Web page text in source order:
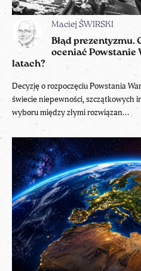
Maciej ŚWIRSKI
Błąd prezentyzmu.
oceniać Powstanie
latach?
Decyzję o rozpoczęciu Powstania
świecie niepewności, szczątkowych
wyboru między złymi rozwiązan...